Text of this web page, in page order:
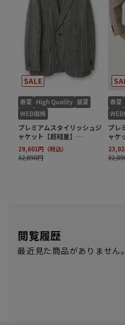
閲覧履歴
最近見た商品がありません。